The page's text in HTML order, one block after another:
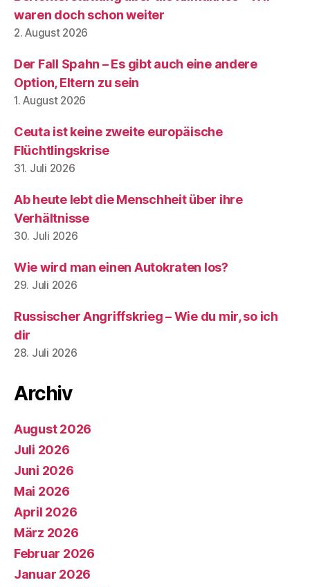
waren doch schon weiter
2. August 2026
Der Fall Spahn – Es gibt auch eine andere
Option, Eltern zu sein
1. August 2026
Ceuta ist keine zweite europäische
Flüchtlingskrise
31. Juli 2026
Ab heute lebt die Menschheit über ihre
Verhältnisse
30. Juli 2026
Wie wird man einen Autokraten los?
29. Juli 2026
Russischer Angriffskrieg – Wie du mir, so ich
dir
28. Juli 2026
Archiv
August 2026
Juli 2026
Juni 2026
Mai 2026
April 2026
März 2026
Februar 2026
Januar 2026